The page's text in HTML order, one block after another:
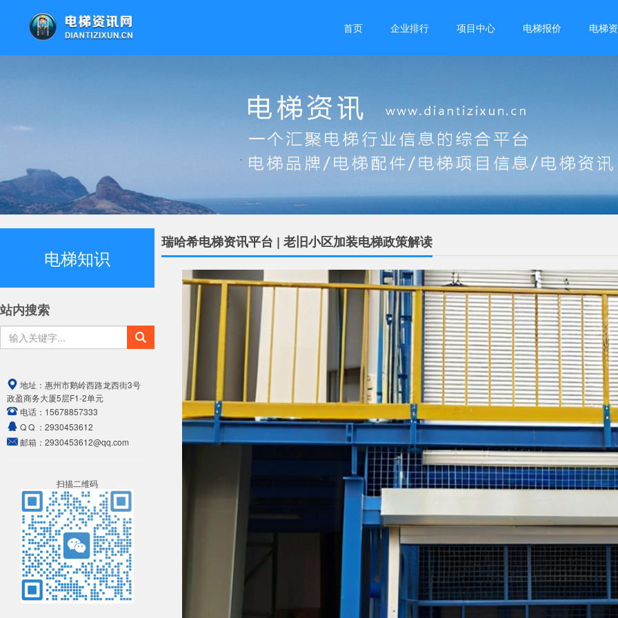
首页 企业排行 项目中心 电梯报价 电梯
电梯知识
站内搜索
地址： 惠州市鹅岭西路龙西街3号
政盈商务大厦5层F1-2单元
电话： 15678857333
Q Q ： 2930453612
邮箱： 2930453612@qq.com
扫描二维码
瑞哈希电梯资讯平台 | 老旧小区加装电梯政策解读